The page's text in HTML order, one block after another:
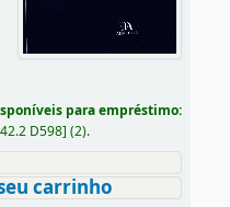
para empréstimo:
D598] (2).
carrinho